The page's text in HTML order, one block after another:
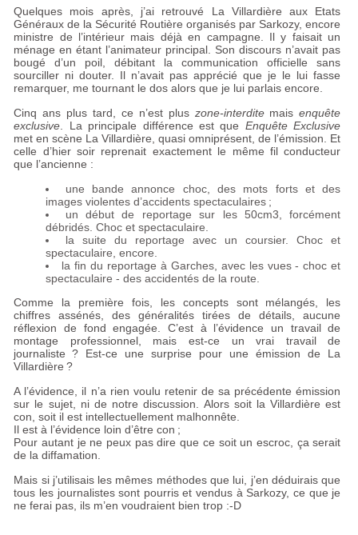
Quelques mois après, j’ai retrouvé La Villardière aux Etats
Généraux de la Sécurité Routière organisés par Sarkozy, encore
ministre de l’intérieur mais déjà en campagne. Il y faisait un
ménage en étant l’animateur principal. Son discours n’avait pas
bougé d’un poil, débitant la communication officielle sans
sourciller ni douter. Il n’avait pas apprécié que je le lui fasse
remarquer, me tournant le dos alors que je lui parlais encore.
Cinq ans plus tard, ce n’est plus zone-interditemaisenquête
exclusive . La principale différence est que Enquête Exclusive
met en scène La Villardière, quasi omniprésent, de l’émission. Et
celle d’hier soir reprenait exactement le même fil conducteur
que l’ancienne :
une bande annonce choc, des mots forts et des
images violentes d’accidents spectaculaires ;
un début de reportage sur les 50cm3, forcément
débridés. Choc et spectaculaire.
la suite du reportage avec un coursier. Choc et
spectaculaire, encore.
la fin du reportage à Garches, avec les vues - choc et
spectaculaire - des accidentés de la route.
Comme la première fois, les concepts sont mélangés, les
chiffres assénés, des généralités tirées de détails, aucune
réflexion de fond engagée. C’est à l’évidence un travail de
montage professionnel, mais est-ce un vrai travail de
journaliste ? Est-ce une surprise pour une émission de La
Villardière ?
A l’évidence, il n’a rien voulu retenir de sa précédente émission
sur le sujet, ni de notre discussion. Alors soit la Villardière est
con, soit il est intellectuellement malhonnête.
Il est à l’évidence loin d’être con ;
Pour autant je ne peux pas dire que ce soit un escroc, ça serait
de la diffamation.
Mais si j’utilisais les mêmes méthodes que lui, j’en déduirais que
tous les journalistes sont pourris et vendus à Sarkozy, ce que je
ne ferai pas, ils m’en voudraient bien trop :-D